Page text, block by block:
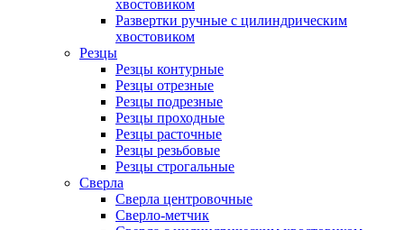
хвостовиком
Развертки ручные с цилиндрическим
хвостовиком
Резцы
Резцы контурные
Резцы отрезные
Резцы подрезные
Резцы проходные
Резцы расточные
Резцы резьбовые
Резцы строгальные
Сверла
Сверла центровочные
Сверло-метчик